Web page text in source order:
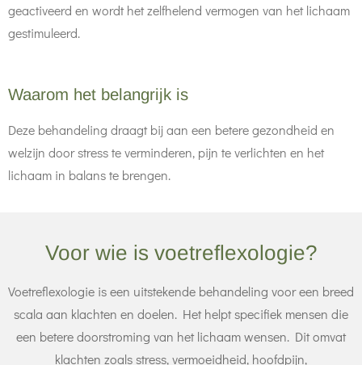
geactiveerd en wordt het zelfhelend vermogen van het lichaam
gestimuleerd.
Waarom het belangrijk is
Deze behandeling draagt bij aan een betere gezondheid en
welzijn door stress te verminderen, pijn te verlichten en het
lichaam in balans te brengen.
Voor wie is voetreflexologie?
Voetreflexologie is een uitstekende behandeling voor een breed
scala aan klachten en doelen. Het helpt specifiek mensen die
een betere doorstroming van het lichaam wensen. Dit omvat
klachten zoals stress, vermoeidheid, hoofdpijn,